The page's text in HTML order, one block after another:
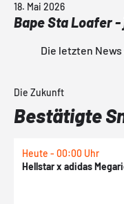
18. Mai 2026
Bape Sta Loafer -
Die letzten
Die Zukunft
Bestätigte
Heute - 00:00 Uhr
Hellstar x adidas